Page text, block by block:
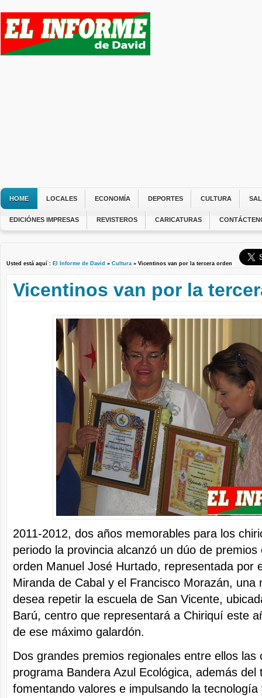
HOME LOCALES ECONOMÍA DEPORTES CULTURA
EDICIÓNES IMPRESAS REVISTEROS CARICATURAS
Usted está aquí : El Informe de David » Cultura » Vicentinos van por la tercera orden
Vicentinos van por la
2011-2012, dos años memorables para los
periodo la provincia alcanzó un dúo de premios
orden Manuel José Hurtado, representada por
Miranda de Cabal y el Francisco Morazán, una
desea repetir la escuela de San Vicente,
Barú, centro que representará a Chiriquí este
de ese máximo galardón.
Dos grandes premios regionales entre ellos las
programa Bandera Azul Ecológica, además del
fomentando valores e impulsando la